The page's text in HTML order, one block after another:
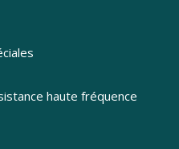
haute fréquence